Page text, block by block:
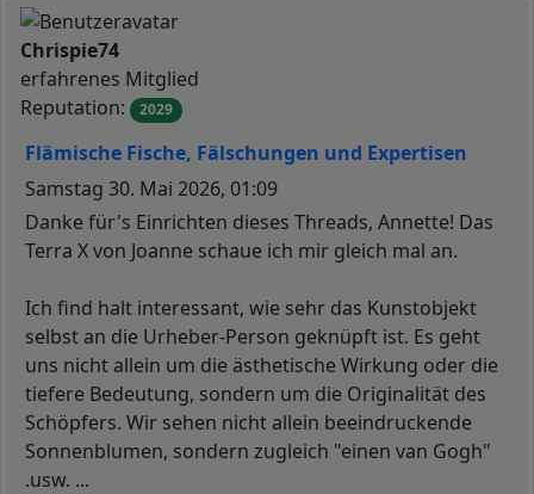
Chrispie74Offline
erfahrenes Mitglied
Reputation:
2029
Flämische Fische, Fälschungen und Expertisen
Beitrag
Samstag 30. Mai 2026, 01:09
Danke für's Einrichten dieses Threads, Annette! Das
Terra X von Joanne schaue ich mir gleich mal an.
Ich find halt interessant, wie sehr das Kunstobjekt
selbst an die Urheber-Person geknüpft ist. Es geht
uns nicht allein um die ästhetische Wirkung oder die
tiefere Bedeutung, sondern um die Originalität des
Schöpfers. Wir sehen nicht allein beeindruckende
Sonnenblumen, sondern zugleich "einen van Gogh"
.usw. ...